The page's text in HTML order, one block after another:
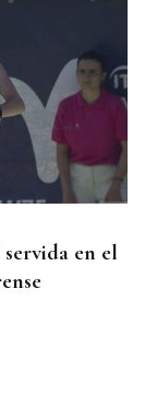
en el